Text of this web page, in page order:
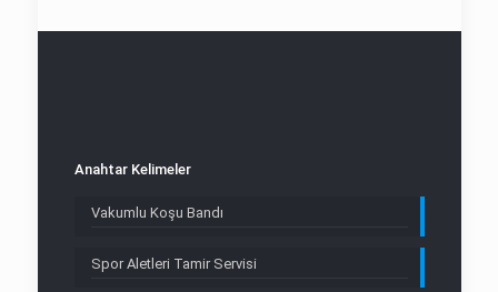
Anahtar Kelimeler
Vakumlu Koşu Bandı
Spor Aletleri Tamir Servisi